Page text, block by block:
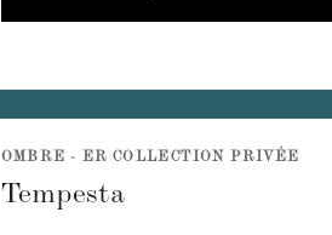
OMBRE - ER COLLECTION PRIVÉE
Tempesta